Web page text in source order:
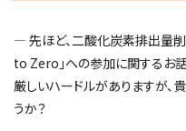
― 先ほど、二酸化炭素排出量
to Zero」への参加に関するお
厳しいハードルがありますが、
うか？